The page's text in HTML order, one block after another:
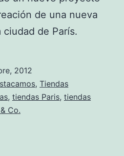
de una nueva
de París.
2012
, Tiendas
, tiendas Paris, tiendas
Co.